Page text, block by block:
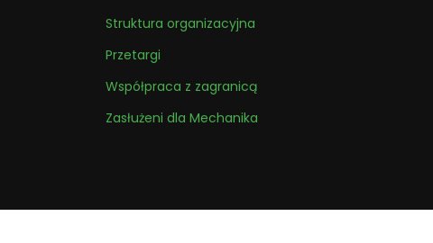
Struktura organizacyjna
Przetargi
Współpraca z zagranicą
Zasłużeni dla Mechanika